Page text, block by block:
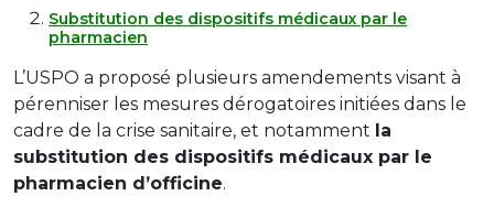
Substitution des dispositifs médicaux par le
pharmacien
L’USPO a proposé plusieurs amendements visant à
pérenniser les mesures dérogatoires initiées dans le
cadre de la crise sanitaire, et notamment la
substitution des dispositifs médicaux par le
pharmacien d’officine.